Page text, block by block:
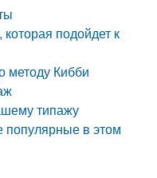
подойдет к
методу Кибби
типажу
в этом